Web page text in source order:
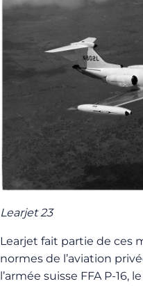
Learjet 23
Learjet fait partie de ces
normes de l’aviation
l’armée suisse FFA P-16,